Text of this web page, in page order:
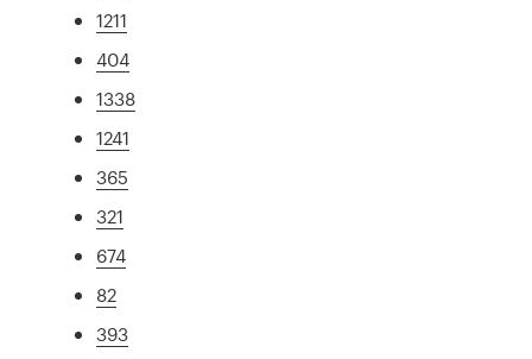
1211
404
1338
1241
365
321
674
82
393